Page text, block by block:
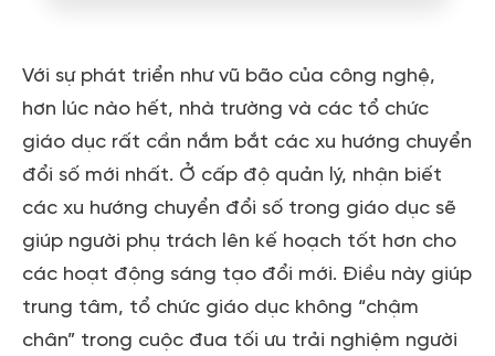
Với sự phát triển như vũ bão của công nghệ,
hơn lúc nào hết, nhà trường và các tổ chức
giáo dục rất cần nắm bắt các xu hướng chuyển
đổi số mới nhất. Ở cấp độ quản lý, nhận biết
các xu hướng chuyển đổi số trong giáo dục sẽ
giúp người phụ trách lên kế hoạch tốt hơn cho
các hoạt động sáng tạo đổi mới. Điều này giúp
trung tâm, tổ chức giáo dục không “chậm
chân” trong cuộc đua tối ưu trải nghiệm người